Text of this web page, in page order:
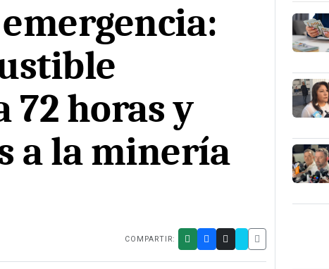
72 horas y
a la minería
COMPARTIR: